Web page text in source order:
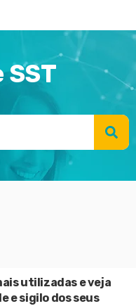
SST
utilizadas e veja
e sigilo dos seus